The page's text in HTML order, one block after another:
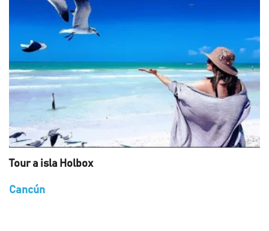
Tour a isla Holbox
Cancún